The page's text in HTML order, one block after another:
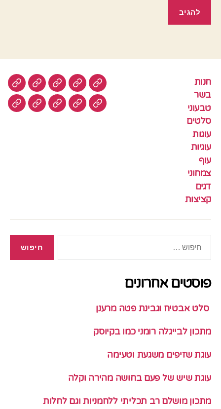
חנות
בשר
טבעוני
סלטים
עוגות
עוגיות
עוף
צמחוני
דגים
קציצות
חנות בשר טבעוניסלטים
עוגיותעוף צמחונידגים
פוסטים אחרונים
סלט אבטיח וגבינת פטה מרענן
מתכון לבייגלה רומני כמו בקיוסק
עוגת שזיפים משגעת וטעימה
עוגת שיש של פעם בחושה מהירה וקלה
מתכון מושלם רב תכליתי ללחמניות וגם לחלות